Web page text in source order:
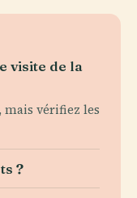
visite de la
mais vérifiez les
?